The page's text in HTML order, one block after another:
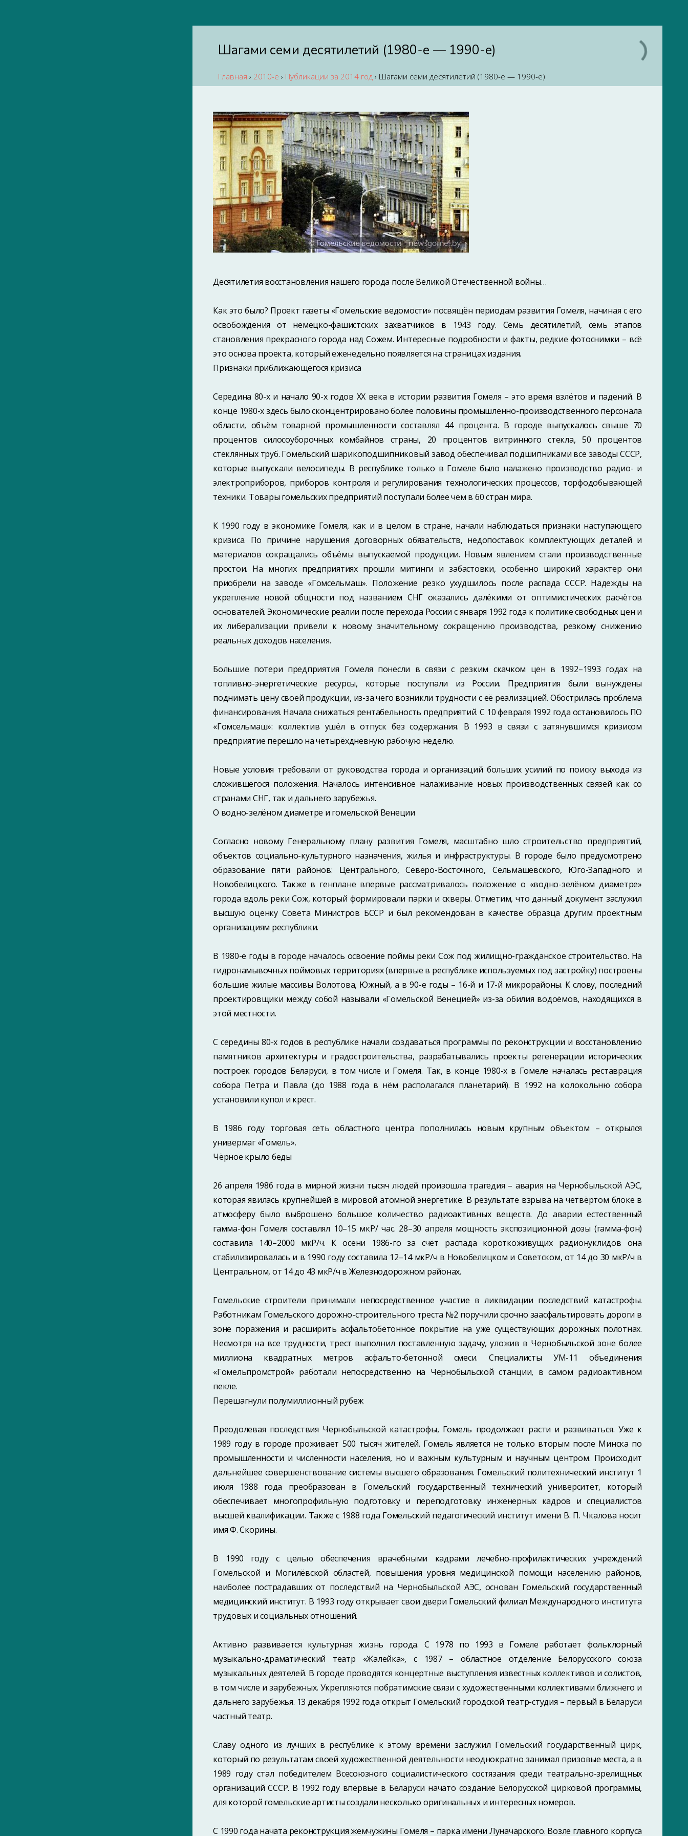
Шагами семи десятилетий (1980-е — 1990-е)
Главная › 2010-е › Публикации за 2014 год › Шагами семи десятилетий (1980-е — 1990-е)
Десятилетия восстановления нашего города после Великой Отечественной войны…
Как это было? Проект газеты «Гомельские ведомости» посвящён периодам развития Гомеля, начиная с его
освобождения от немецко-­фашистских захватчиков в 1943 году. Семь десятилетий, семь этапов
становления прекрасного города над Сожем. Интересные подробности и факты, редкие фотоснимки – всё
это основа проекта, который еженедельно появляется на страницах издания.
Признаки приближающегося кризиса
Середина 80-х и начало 90-х годов XX века в истории развития Гомеля – это время взлётов и падений. В
конце 1980-х здесь было сконцентрировано более половины промышленно-производственного персонала
области, объём товарной промышленности составлял 44 процента. В городе выпускалось свыше 70
процентов силосоуборочных комбайнов страны, 20 процентов витринного стекла, 50 процентов
стеклянных труб. Гомельский шарикоподшипниковый завод обеспечивал подшипниками все заводы СССР,
которые выпускали велосипеды. В республике только в Гомеле было налажено производство радио- и
электроприборов, приборов контроля и регулирования технологических процессов, торфодобывающей
техники. Товары гомельских предприятий поступали более чем в 60 стран мира.
К 1990 году в экономике Гомеля, как и в целом в стране, начали наблюдаться признаки наступающего
кризиса. По причине нарушения договорных обязательств, недопоставок комплектующих деталей и
материалов сокращались объёмы выпускаемой продукции. Новым явлением стали производственные
простои. На многих предприятиях прошли митинги и забастовки, особенно широкий характер они
приобрели на заводе «Гомсельмаш». Положение резко ухудшилось после распада СССР. Надежды на
укрепление новой общности под названием СНГ оказались далёкими от оптимистических расчётов
основателей. Экономические реалии после перехода России с января 1992 года к политике свободных цен и
их либерализации привели к новому значительному сокращению производства, резкому снижению
реальных доходов населения.
Большие потери предприятия Гомеля понесли в связи с резким скачком цен в 1992–1993 годах на
топливно-энергетические ресурсы, которые поступали из России. Предприятия были вынуждены
поднимать цену своей продукции, из-за чего возникли трудности с её реализацией. Обострилась проблема
финансирования. Начала снижаться рентабельность предприятий. С 10 февраля 1992 года остановилось ПО
«Гомсельмаш»: коллектив ушёл в отпуск без содержания. В 1993 в связи с затянувшимся кризисом
предприятие перешло на четырёхдневную рабочую неделю.
Новые условия требовали от руководства города и организаций больших усилий по поиску выхода из
сложившегося положения. Началось интенсивное налаживание новых производственных связей как со
странами СНГ, так и дальнего зарубежья.
О водно-зелёном диаметре и гомельской Венеции
Согласно новому Генеральному плану развития Гомеля, масштабно шло строительство предприятий,
объектов социально-культурного назначения, жилья и инфраструктуры. В городе было предусмотрено
образование пяти районов: Центрального, Северо-Восточного, Сельмашевского, Юго-Западного и
Новобелицкого. Также в генплане впервые рассматривалось положение о «водно-зелёном диаметре»
города вдоль реки Сож, который формировали парки и скверы. Отметим, что данный документ заслужил
высшую оценку Совета Министров БССР и был рекомендован в качестве образца другим проектным
организациям республики.
В 1980-е годы в городе началось освоение поймы реки Сож под жилищно-гражданское строительство. На
гидронамывочных поймовых территориях (впервые в республике используемых под застройку) построены
большие жилые массивы Волотова, Южный, а в 90-е годы – 16-й и 17-й микрорайоны. К слову, последний
проектировщики между собой называли «Гомельской Венецией» из-за обилия водоёмов, находящихся в
этой местности.
С середины 80-х годов в республике начали создаваться программы по реконструкции и восстановлению
памятников архитектуры и градостроительства, разрабатывались проекты регенерации исторических
построек городов Беларуси, в том числе и Гомеля. Так, в конце 1980-х в Гомеле началась реставрация
собора Петра и Павла (до 1988 года в нём располагался планетарий). В 1992 на колокольню собора
установили купол и крест.
В 1986 году торговая сеть областного центра пополнилась новым крупным объектом – открылся
универмаг «Гомель».
Чёрное крыло беды
26 апреля 1986 года в мирной жизни тысяч людей произошла трагедия – авария на Чернобыльской АЭС,
которая явилась крупнейшей в мировой атомной энергетике. В результате взрыва на четвёртом блоке в
атмосферу было выброшено большое количество радиоактивных веществ. До аварии естественный
гамма-фон Гомеля составлял 10–15 мкР/ час. 28–30 апреля мощность экспозиционной дозы (гамма-фон)
составила 140–2000 мкР/ч. К осени 1986-го за счёт распада короткоживущих радионуклидов она
стабилизировалась и в 1990 году составила 12–14 мкР/ч в Новобелицком и Советском, от 14 до 30 мкР/ч в
Центральном, от 14 до 43 мкР/ч в Железнодорожном районах.
Гомельские строители принимали непосредственное участие в ликвидации последствий катастрофы.
Работникам Гомельского дорожно-строительного треста №2 поручили срочно заасфальтировать дороги в
зоне поражения и расширить асфальтобетонное покрытие на уже существующих дорожных полотнах.
Несмотря на все трудности, трест выполнил поставленную задачу, уложив в Чернобыльской зоне более
миллиона квадратных метров асфальто-бетонной смеси. Специалисты УМ-11 объединения
«Гомельпромстрой» работали непосредственно на Чернобыльской станции, в самом радиоактивном
пекле.
Перешагнули полумиллионный рубеж
Преодолевая последствия Чернобыльской катастрофы, Гомель продолжает расти и развиваться. Уже к
1989 году в городе проживает 500 тысяч жителей. Гомель является не только вторым после Минска по
промышленности и численности населения, но и важным культурным и научным центром. Происходит
дальнейшее совершенствование системы высшего образования. Гомельский политехнический институт 1
июля 1988 года преобразован в Гомельский государственный технический университет, который
обеспечивает многопрофильную подготовку и переподготовку инженерных кадров и специалистов
высшей квалификации. Также с 1988 года Гомельский педагогический институт имени В. П. Чкалова носит
имя Ф. Скорины.
В 1990 году с целью обеспечения врачебными кадрами лечебно-профилактических учреждений
Гомельской и Могилёвской областей, повышения уровня медицинской помощи населению районов,
наиболее пострадавших от последствий на Чернобыльской АЭС, основан Гомельский государственный
медицинский институт. В 1993 году открывает свои двери Гомельский филиал Международного института
трудовых и социальных отношений.
Активно развивается культурная жизнь города. С 1978 по 1993 в Гомеле работает фольклорный
музыкально-драматический театр «Жалейка», с 1987 – областное отделение Белорусского союза
музыкальных деятелей. В городе проводятся концертные выступления известных коллективов и солистов,
в том числе и зарубежных. Укрепляются побратимские связи с художественными коллективами ближнего и
дальнего зарубежья. 13 декабря 1992 года открыт Гомельский городской театр-студия – первый в Беларуси
частный театр.
Славу одного из лучших в республике к этому времени заслужил Гомельский государственный цирк,
который по результатам своей художественной деятельности неоднократно занимал призовые места, а в
1989 году стал победителем Всесоюзного социалистического состязания среди театрально-зрелищных
организаций СССР. В 1992 году впервые в Беларуси начато создание Белорусской цирковой программы,
для которой гомельские артисты создали несколько оригинальных и интересных номеров.
С 1990 года начата реконструкция жемчужины Гомеля – парка имени Луначарского. Возле главного корпуса